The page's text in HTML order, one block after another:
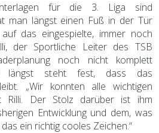
für die 3. Liga sind
man längst einen Fuß in der Tür
das eingespielte, immer noch
der Sportliche Leiter des TSB
noch nicht komplett
längst steht fest, dass das
„Wir konnten alle wichtigen
Rilli. Der Stolz darüber ist ihm
Entwicklung und dem, was
ein richtig cooles Zeichen.“